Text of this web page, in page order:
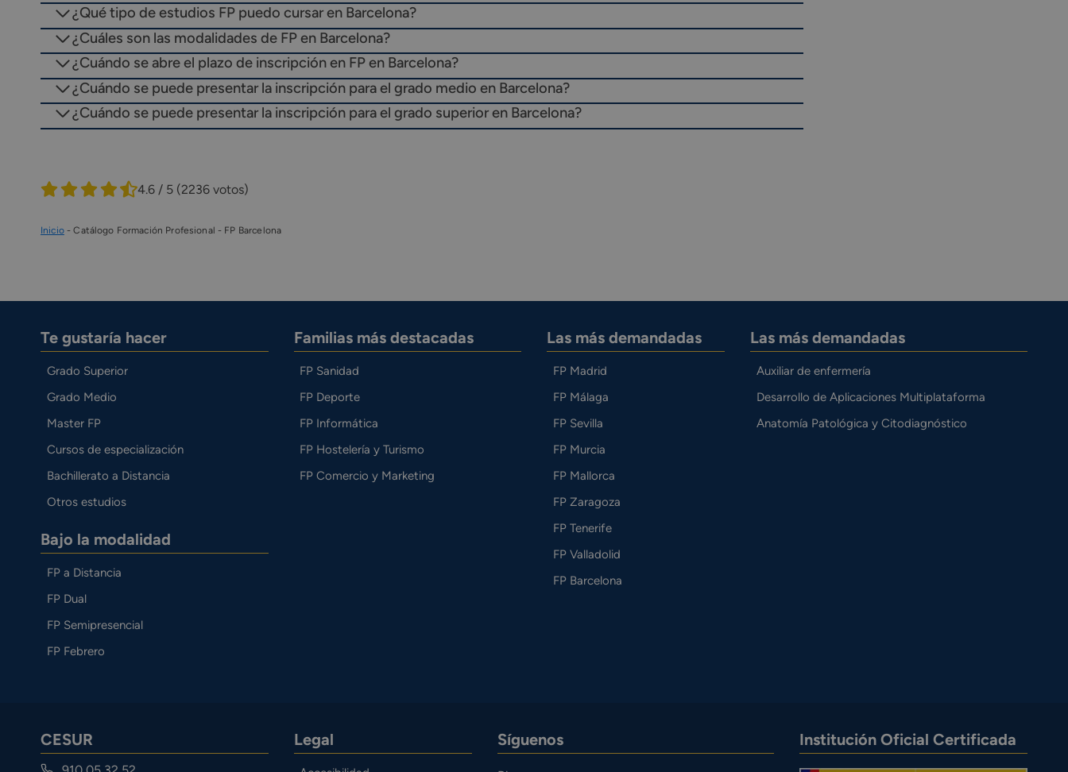
¿Qué tipo de estudios FP puedo cursar en Barcelona?
¿Cuáles son las modalidades de FP en Barcelona?
¿Cuándo se abre el plazo de inscripción en FP en Barcelona?
¿Cuándo se puede presentar la inscripción para el grado medio en Barcelona?
¿Cuándo se puede presentar la inscripción para el grado superior en Barcelona?
4.6 / 5 (2236 votos)
Inicio-Catálogo Formación Profesional - FP Barcelona
Te gustaría hacer
Grado Superior
Grado Medio
Master FP
Cursos de especialización
Bachillerato a Distancia
Otros estudios
Bajo la modalidad
FP a Distancia
FP Dual
FP Semipresencial
FP Febrero
Familias más destacadas
FP Sanidad
FP Deporte
FP Informática
FP Hostelería y Turismo
FP Comercio y Marketing
Las más demandadas
FP Madrid
FP Málaga
FP Sevilla
FP Murcia
FP Mallorca
FP Zaragoza
FP Tenerife
FP Valladolid
FP Barcelona
Las más demandadas
Auxiliar de enfermería
Desarrollo de Aplicaciones Multiplataforma
Anatomía Patológica y Citodiagnóstico
CESUR Legal Síguenos Institución Oficial Certificada